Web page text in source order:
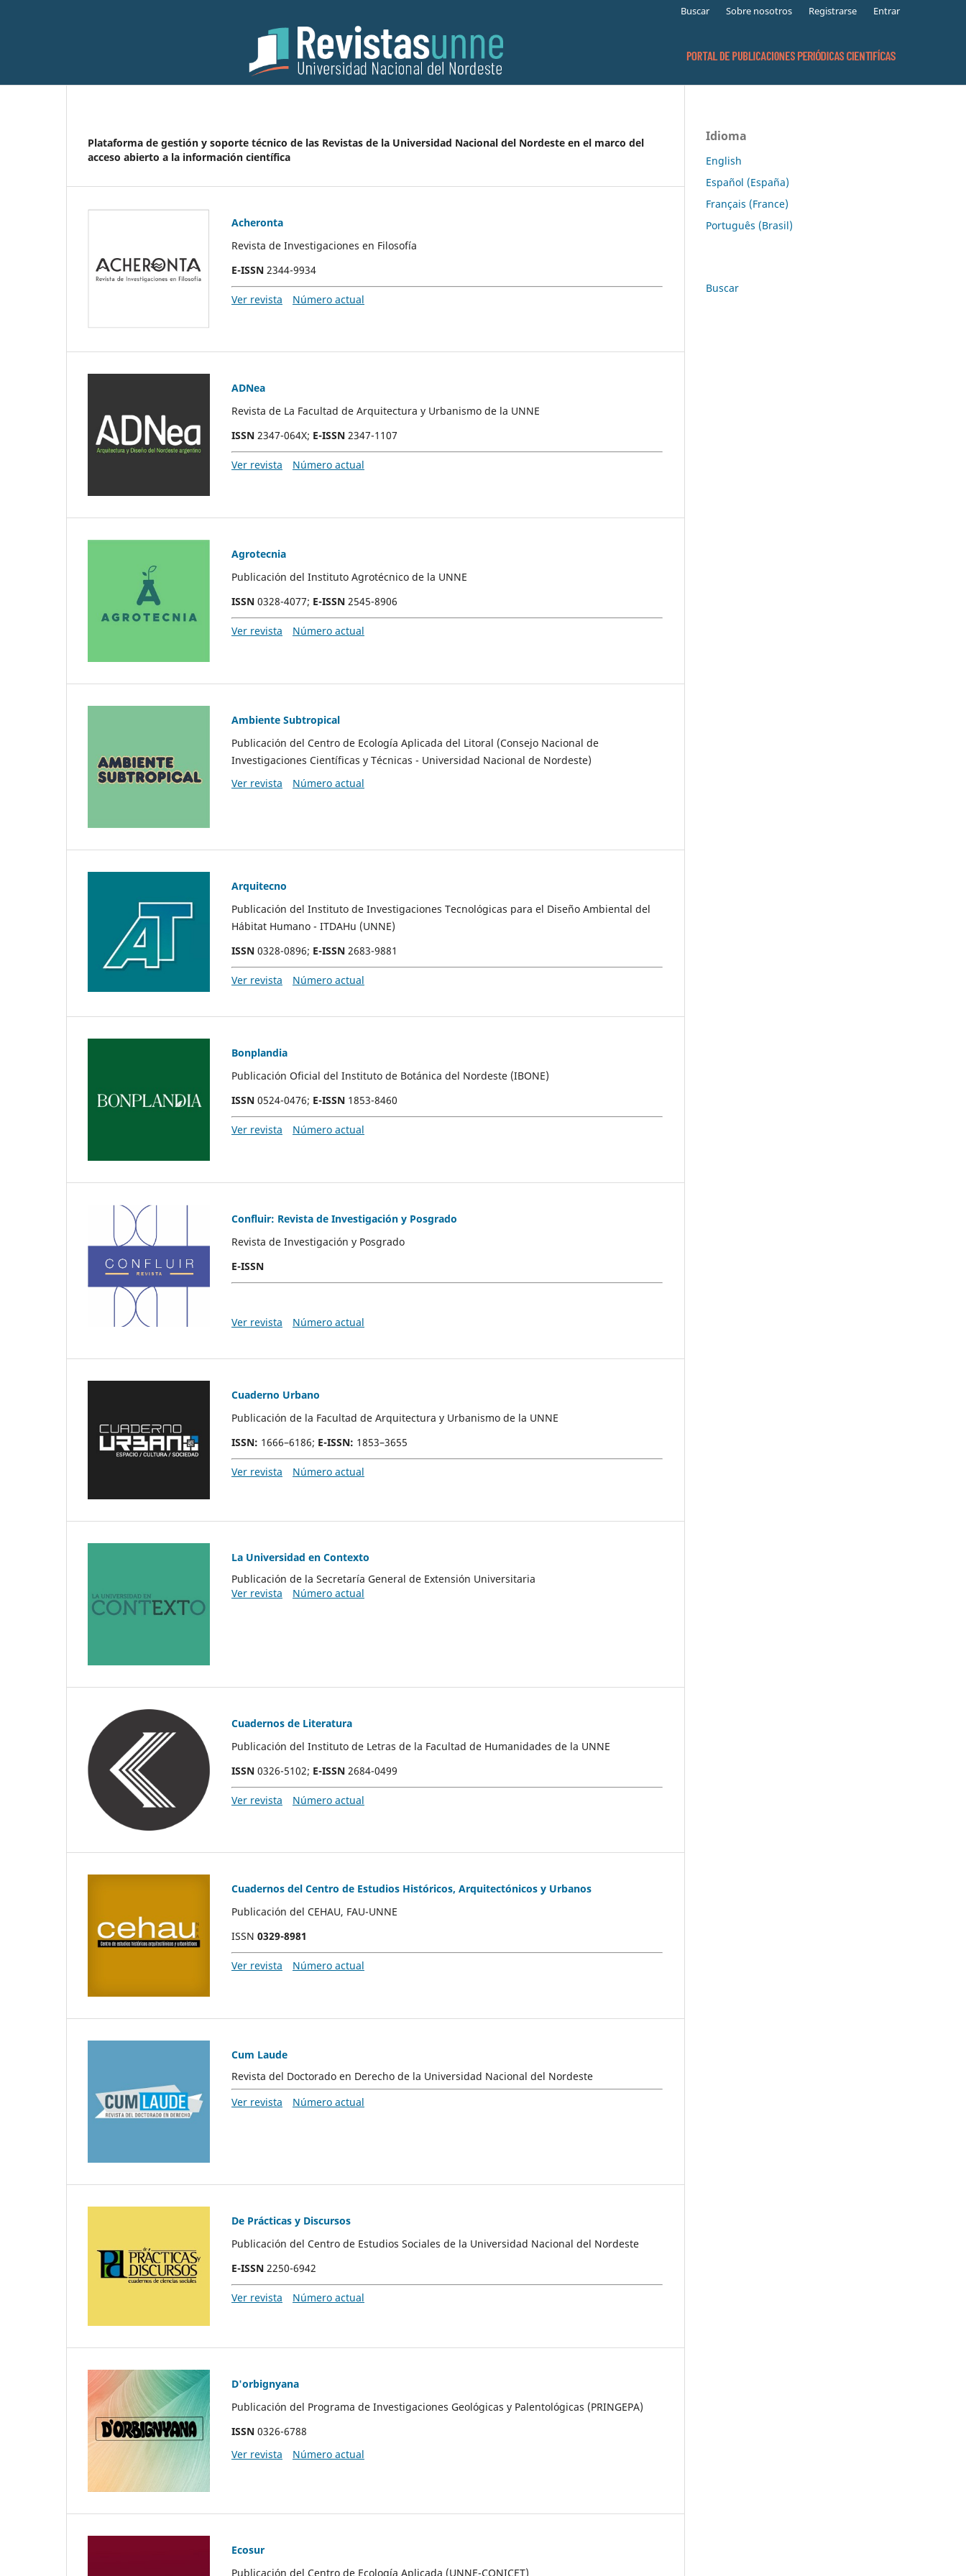
Buscar Sobre nosotros Registrarse Entrar
Plataforma de gestión y soporte técnico de las Revistas de la Universidad Nacional del Nordeste en el marco del
acceso abierto a la información científica
Acheronta
Revista de Investigaciones en Filosofía
E-ISSN 2344-9934
Ver revista Número actual
ADNea
Revista de La Facultad de Arquitectura y Urbanismo de la UNNE
ISSN 2347-064X; E-ISSN 2347-1107
Ver revista Número actual
Agrotecnia
Publicación del Instituto Agrotécnico de la UNNE
ISSN 0328-4077; E-ISSN 2545-8906
Ver revista Número actual
Ambiente Subtropical
Publicación del Centro de Ecología Aplicada del Litoral (Consejo Nacional de
Investigaciones Científicas y Técnicas - Universidad Nacional de Nordeste)
Ver revista
Número actual
Arquitecno
Publicación del Instituto de Investigaciones Tecnológicas para el Diseño Ambiental del
Hábitat Humano - ITDAHu (UNNE)
ISSN 0328-0896; E-ISSN 2683-9881
Ver revista Número actual
Bonplandia
Publicación Oficial del Instituto de Botánica del Nordeste (IBONE)
ISSN 0524-0476; E-ISSN 1853-8460
Ver revista Número actual
Confluir: Revista de Investigación y Posgrado
Revista de Investigación y Posgrado
E-ISSN
Ver revista Número actual
Cuaderno Urbano
Publicación de la Facultad de Arquitectura y Urbanismo de la UNNE
ISSN: 1666–6186; E-ISSN: 1853–3655
Ver revista Número actual
La Universidad en Contexto
Publicación de la Secretaría General de Extensión Universitaria
Ver revista
Número actual
Cuadernos de Literatura
Publicación del Instituto de Letras de la Facultad de Humanidades de la UNNE
ISSN 0326-5102; E-ISSN 2684-0499
Ver revista Número actual
Cuadernos del Centro de Estudios Históricos, Arquitectónicos y Urbanos
Publicación del CEHAU, FAU-UNNE
ISSN 0329-8981
Ver revista Número actual
Cum Laude
Revista del Doctorado en Derecho de la Universidad Nacional del Nordeste
Ver revista
Número actual
De Prácticas y Discursos
Publicación del Centro de Estudios Sociales de la Universidad Nacional del Nordeste
E-ISSN 2250-6942
Ver revista Número actual
D'orbignyana
Publicación del Programa de Investigaciones Geológicas y Palentológicas (PRINGEPA)
ISSN 0326-6788
Ver revista
Número actual
Ecosur
Publicación del Centro de Ecología Aplicada (UNNE-CONICET)
Idioma
English
Español (España)
Français (France)
Português (Brasil)
Buscar